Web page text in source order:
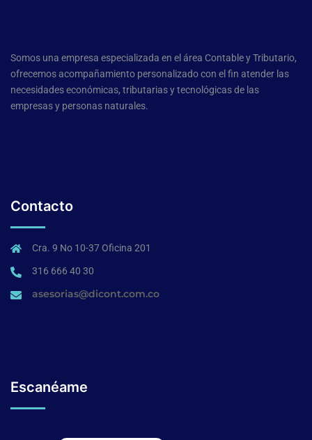
Somos una empresa especializada en el área Contable y Tributario,
ofrecemos acompañamiento personalizado con el fin atender las
necesidades económicas, tributarias y tecnológicas de las
empresas y personas naturales.
Contacto
Cra. 9 No 10-37 Oficina 201
316 666 40 30
asesorias@dicont.com.co
Escanéame